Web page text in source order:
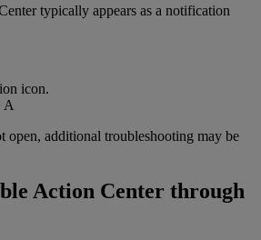
typically appears as a notification
icon.
A
open, additional troubleshooting may be
Action Center through